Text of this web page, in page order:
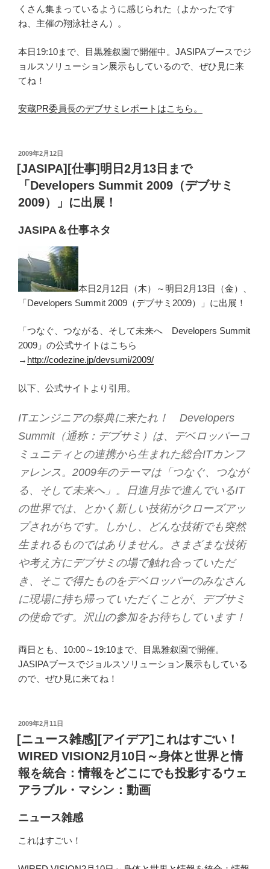
くさん集まっているように感じられた（よかったです
ね、主催の翔泳社さん）。
本日19:10まで、目黒雅叙園で開催中。JASIPAブースでジ
ョルスソリューション展示もしているので、ぜひ見に来
てね！
安蔵PR委員長のデブサミレポートはこちら。
投
稿
日:
2009年2月12日
[JASIPA][仕事]明日2月13日まで
「Developers Summit 2009（デブサミ
2009）」に出展！
JASIPA＆仕事ネタ
本日2月12日（木）～明日2月13日（金）、
「Developers Summit 2009（デブサミ2009）」に出展！
「つなぐ、つながる、そして未来へ Developers Summit
2009」の公式サイトはこちら
→ http://codezine.jp/devsumi/2009/
以下、公式サイトより引用。
ITエンジニアの祭典に来たれ！ Developers
Summit（通称：デブサミ）は、デベロッパーコ
ミュニティとの連携から生まれた総合ITカンフ
ァレンス。2009年のテーマは「つなぐ、つなが
る、そして未来へ」。日進月歩で進んでいるIT
の世界では、とかく新しい技術がクローズアッ
プされがちです。しかし、どんな技術でも突然
生まれるものではありません。さまざまな技術
や考え方にデブサミの場で触れ合っていただ
き、そこで得たものをデベロッパーのみなさん
に現場に持ち帰っていただくことが、デブサミ
の使命です。沢山の参加をお待ちしています！
両日とも、10:00～19:10まで、目黒雅叙園で開催。
JASIPAブースでジョルスソリューション展示もしている
ので、ぜひ見に来てね！
投
稿
日:
2009年2月11日
[ニュース雑感][アイデア]これはすごい！
WIRED VISION2月10日～身体と世界と情
報を統合：情報をどこにでも投影するウェ
アラブル・マシン：動画
ニュース雑感
これはすごい！